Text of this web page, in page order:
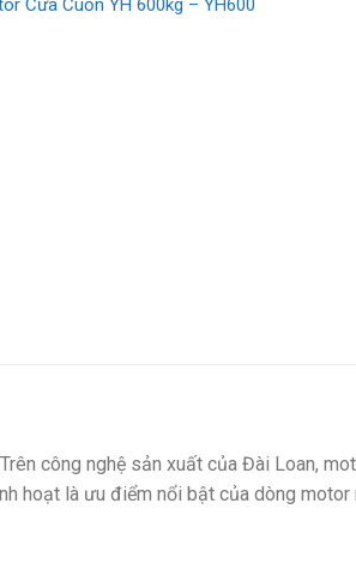
Cửa Cuốn YH 600kg – YH600
công nghệ sản xuất của Đài Loan,
hoạt là ưu điểm nổi bật của dòng motor